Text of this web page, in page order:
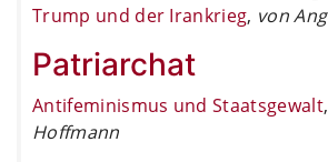
Trump und der Irankrieg, von
Patriarchat
Antifeminismus und Staatsgewalt,
Hoffmann